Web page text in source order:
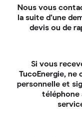
régulateur
de la piscine
circuit de
thermique
Des
hybrides
Nous vous
la suite d’une
devis ou de
Si vous
TucoEnergie, ne
personnelle et
téléphone